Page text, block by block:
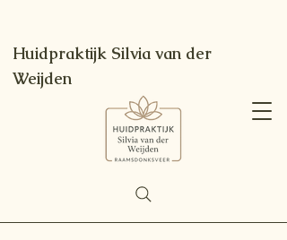
Huidpraktijk Silvia van der
Weijden